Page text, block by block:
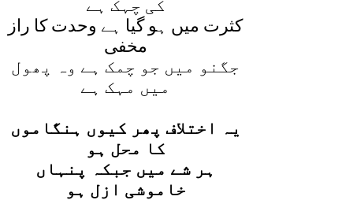
کی چہک ہے
کثرت ميں ہو گيا ہے وحدت کا راز
مخفی
جگنو ميں جو چمک ہے وہ پھول
ميں مہک ہے
يہ اختلاف پھر کيوں ہنگاموں
کا محل ہو
ہر شے ميں جبکہ پنہاں
خاموشی ازل ہو